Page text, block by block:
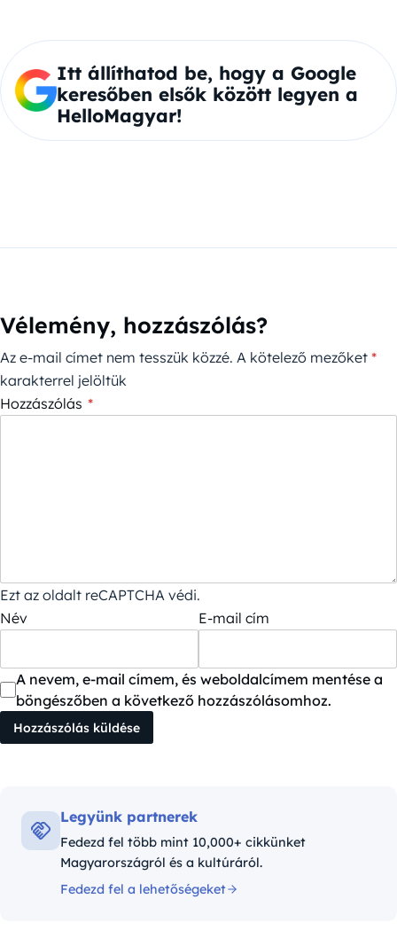
Itt állíthatod be, hogy a Google
keresőben elsők között legyen a
HelloMagyar!
Vélemény, hozzászólás?
Az e-mail címet nem tesszük közzé. A kötelező mezőket *
karakterrel jelöltük
Hozzászólás *
Ezt az oldalt reCAPTCHA védi.
Név
E-mail cím
A nevem, e-mail címem, és weboldalcímem mentése a
böngészőben a következő hozzászólásomhoz.
Legyünk partnerek
Fedezd fel több mint 10,000+ cikkünket
Magyarországról és a kultúráról.
Fedezd fel a lehetőségeket